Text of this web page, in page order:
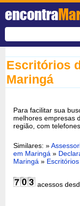
encontra
Escritórios
Maringá
Para facilitar sua
melhores empresas
região, com
Similares: »
em Maringá »
Maringá »
acessos